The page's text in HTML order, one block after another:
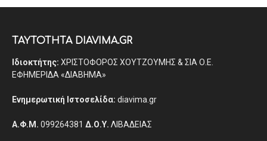
ΤΑΥΤΟΤΗΤΑ DIAVIMA.GR
Ιδιοκτήτης: ΧΡΙΣΤΟΦΟΡΟΣ ΧΟΥΤΖΟΥΜΗΣ & ΣΙΑ Ο.Ε.
ΕΦΗΜΕΡΙΔΑ «ΔΙΑΒΗΜΑ»
Ενημερωτική Ιστοσελίδα: diavima.gr
Α.Φ.Μ. 099264381 Δ.Ο.Υ. ΛΙΒΑΔΕΙΑΣ